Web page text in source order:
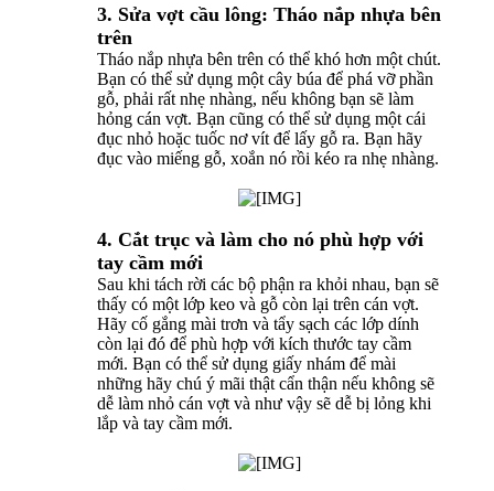
3. Sửa vợt cầu lông: Tháo nắp nhựa bên
trên
Tháo nắp nhựa bên trên có thể khó hơn một chút.
Bạn có thể sử dụng một cây búa để phá vỡ phần
gỗ, phải rất nhẹ nhàng, nếu không bạn sẽ làm
hỏng cán vợt. Bạn cũng có thể sử dụng một cái
đục nhỏ hoặc tuốc nơ vít để lấy gỗ ra. Bạn hãy
đục vào miếng gỗ, xoắn nó rồi kéo ra nhẹ nhàng.
4. Cắt trục và làm cho nó phù hợp với
tay cầm mới
Sau khi tách rời các bộ phận ra khỏi nhau, bạn sẽ
thấy có một lớp keo và gỗ còn lại trên cán vợt.
Hãy cố gắng mài trơn và tẩy sạch các lớp dính
còn lại đó để phù hợp với kích thước tay cầm
mới. Bạn có thể sử dụng giấy nhám để mài
những hãy chú ý mãi thật cẩn thận nếu không sẽ
dễ làm nhỏ cán vợt và như vậy sẽ dễ bị lỏng khi
lắp và tay cầm mới.